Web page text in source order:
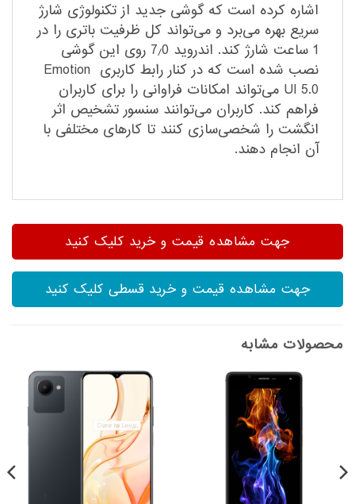
اشاره کرده است که گوشی جدید از تکنولوژی شارژ
سریع بهره می‌برد و می‌تواند کل ظرفیت باتری را در
1 ساعت شارژ کند. اندروید 7٫0 روی این گوشی
نصب شده است که در کنار رابط کاربری Emotion
UI 5.0 می‌تواند امکانات فراوانی را برای کاربران
فراهم کند. کاربران می‌توانند سنسور تشخیص اثر
انگشت را شخصی‌سازی کنند تا کارهای مختلفی با
آن انجام دهند.
جهت مشاهده قیمت و خرید کلیک کنید
جهت مشاهده قیمت و خرید قسطی کلیک کنید
محصولات مشابه